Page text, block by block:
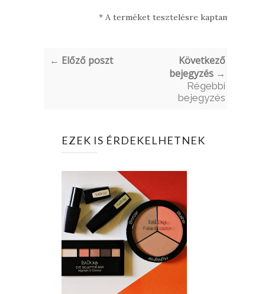
* A terméket tesztelésre kaptam.
← Előző poszt
Következő
bejegyzés →
Régebbi
bejegyzés
EZEK IS ÉRDEKELHETNEK